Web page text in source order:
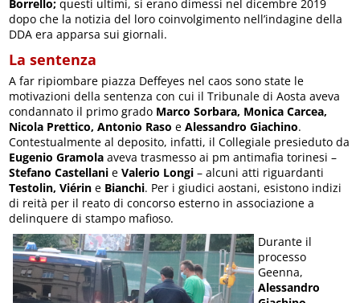
Borrello;questi ultimi, si erano dimessi nel dicembre 2019
dopo che la notizia del loro coinvolgimento nell’indagine della
DDA era apparsa sui giornali.
La sentenza
A far ripiombare piazza Deffeyes nel caos sono state le
motivazioni della sentenza con cui il Tribunale di Aosta aveva
condannato il primo grado Marco Sorbara, Monica Carcea,
Nicola Prettico, Antonio Raso eAlessandro Giachino.
Contestualmente al deposito, infatti, il Collegiale presieduto da
Eugenio Gramola aveva trasmesso ai pm antimafia torinesi –
Stefano Castellani e Valerio Longi – alcuni atti riguardanti
Testolin, Viérin e Bianchi. Per i giudici aostani, esistono indizi
di reità per il reato di concorso esterno in associazione a
delinquere di stampo mafioso.
Durante il
processo
Geenna,
Alessandro